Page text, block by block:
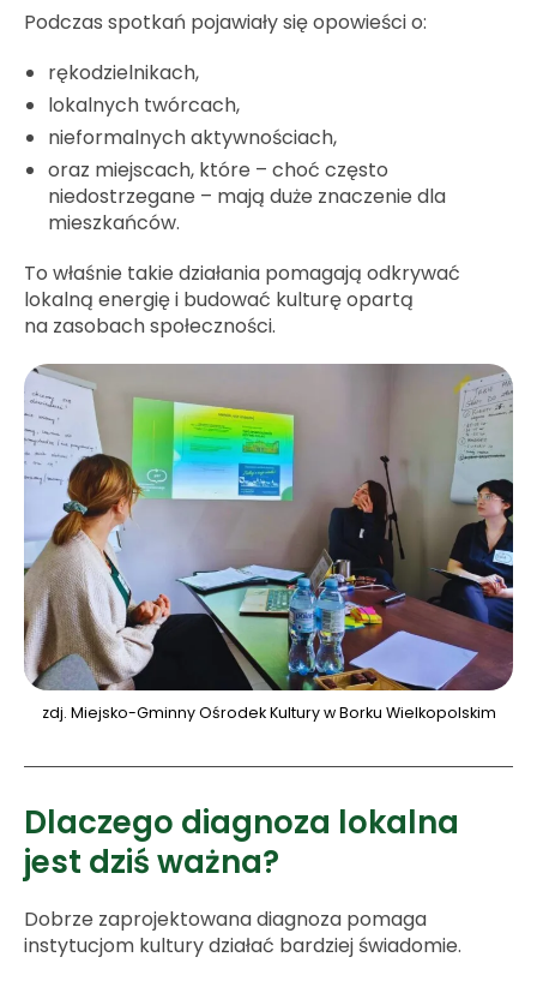
Podczas spotkań pojawiały się opowieści o:
rękodzielnikach,
lokalnych twórcach,
nieformalnych aktywnościach,
oraz miejscach, które – choć często
niedostrzegane – mają duże znaczenie dla
mieszkańców.
To właśnie takie działania pomagają odkrywać
lokalną energię i budować kulturę opartą
na zasobach społeczności.
zdj. Miejsko-Gminny Ośrodek Kultury w Borku Wielkopolskim
Dlaczego diagnoza lokalna
jest dziś ważna?
Dobrze zaprojektowana diagnoza pomaga
instytucjom kultury działać bardziej świadomie.